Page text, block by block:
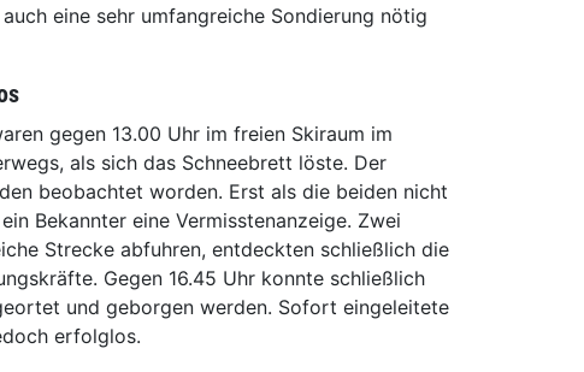
eine sehr umfangreiche Sondierung nötig
gegen 13.00 Uhr im freien Skiraum im
als sich das Schneebrett löste. Der
beobachtet worden. Erst als die beiden nicht
Bekannter eine Vermisstenanzeige. Zwei
Strecke abfuhren, entdeckten schließlich die
Gegen 16.45 Uhr konnte schließlich
und geborgen werden. Sofort eingeleitete
erfolglos.